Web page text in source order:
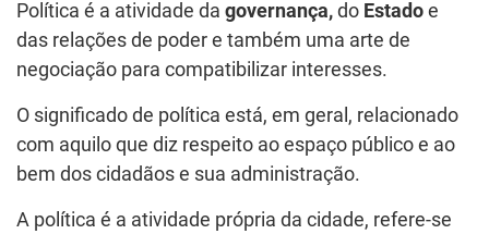
Política é a atividade da governança, do Estado e
das relações de poder e também uma arte de
negociação para compatibilizar interesses.
O significado de política está, em geral, relacionado
com aquilo que diz respeito ao espaço público e ao
bem dos cidadãos e sua administração.
A política é a atividade própria da cidade, refere-se